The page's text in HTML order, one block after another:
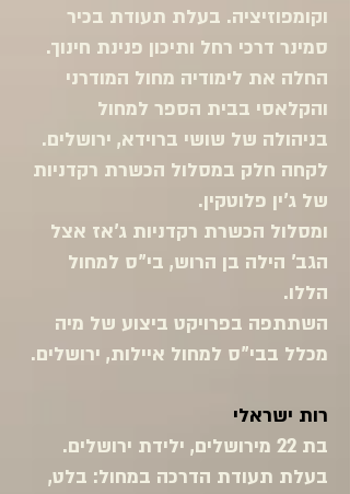
וקומפוזיציה. בעלת תעודת בכיר
סמינר דרכי רחל ותיכון פנינת חינוך.
החלה את לימודיה מחול המודרני
והקלאסי בבית הספר למחול
בניהולה של שושי ברוידא, ירושלים.
לקחה חלק במסלול הכשרת רקדניות
של ג'ין פלוטקין.
ומסלול הכשרת רקדניות ג'אז אצל
הגב' הילה בן הרוש, בי"ס למחול
הללו.
השתתפה בפרויקט ביצוע של מיה
מכלל בבי"ס למחול איילות, ירושלים.
רות ישראלי
בת 22 מירושלים, ילידת ירושלים.
בעלת תעודת הדרכה במחול: בלט,